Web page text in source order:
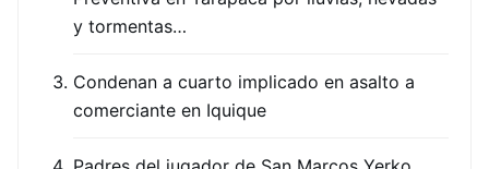
y tormentas…
Condenan a cuarto implicado en asalto a
comerciante en Iquique